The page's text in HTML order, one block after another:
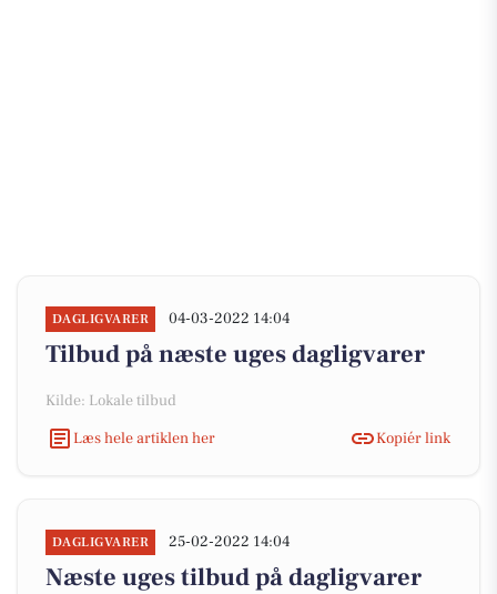
DAGLIGVARER 04-03-2022 14:04
Tilbud på næste uges dagligvarer
Kilde: Lokale tilbud
Læs hele artiklen her
Kopiér link
DAGLIGVARER 25-02-2022 14:04
Næste uges tilbud på dagligvarer